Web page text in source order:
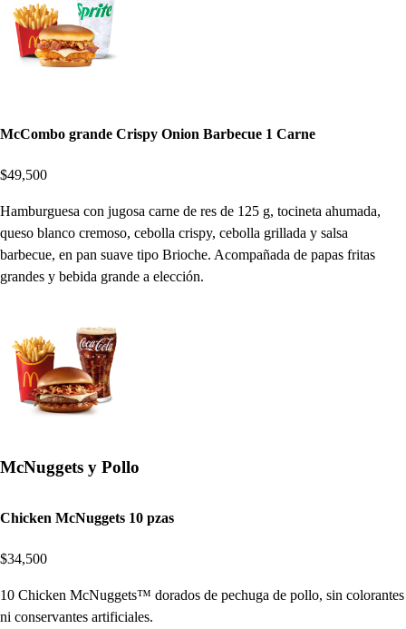
McCombo grande Crispy Onion Barbecue 1 Carne
$49,500
Hamburguesa con jugosa carne de res de 125 g, tocineta ahumada,
queso blanco cremoso, cebolla crispy, cebolla grillada y salsa
barbecue, en pan suave tipo Brioche. Acompañada de papas fritas
grandes y bebida grande a elección.
McNuggets y Pollo
Chicken McNuggets 10 pzas
$34,500
10 Chicken McNuggets™ dorados de pechuga de pollo, sin colorantes
ni conservantes artificiales.